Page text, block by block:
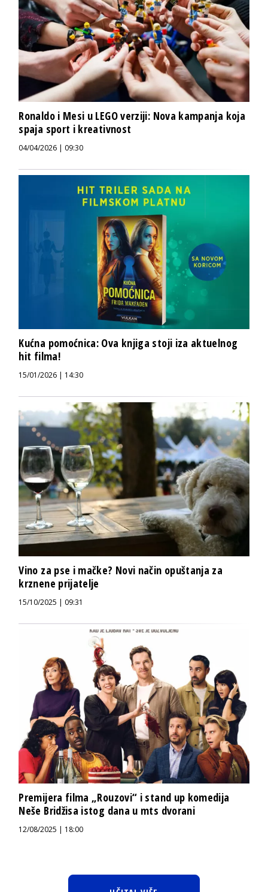
Ronaldo i Mesi u LEGO verziji: Nova kampanja koja
spaja sport i kreativnost
04/04/2026 | 09:30
Kućna pomoćnica: Ova knjiga stoji iza aktuelnog
hit filma!
15/01/2026 | 14:30
Vino za pse i mačke? Novi način opuštanja za
krznene prijatelje
15/10/2025 | 09:31
Premijera filma „Rouzovi“ i stand up komedija
Neše Bridžisa istog dana u mts dvorani
12/08/2025 | 18:00